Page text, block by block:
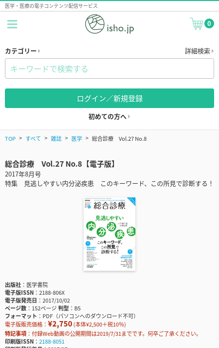
医学・医療の電子コンテンツ配信サービス
0
カテゴリー 詳細検索
ログイン／新規登録
初めての方へ
TOP すべて 雑誌 医学 総合診療 Vol.27 No.8
総合診療 Vol.27 No.8【電子版】
2017年8月号
特集 見逃しやすい内分泌疾患 このキーワード、この所見で診断する！
出版社
医学書院
電子版ISSN
2188-806X
電子版発売日
2017/10/02
ページ数
152ページ判型
B5
フォーマット
PDF（パソコンへのダウンロード不可）
電子版販売価格： ¥2,750(本体¥2,500＋税10％)
特記事項
付録Web動画の公開期間は2019/7/31までです。何卒ご了承ください。
印刷版ISSN
2188-8051